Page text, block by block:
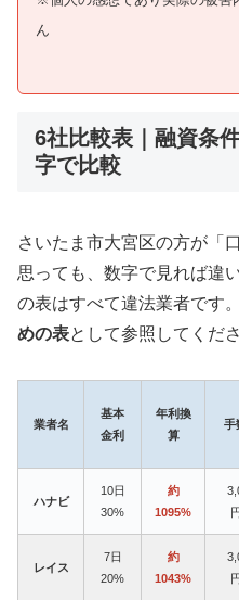
ん
6社比較表｜融資条
字で比較
さいたま市大宮区の方が「
思っても、数字で見れば違
の表はすべて違法業者です。
めの表として参照してくださ
業者名
基本
金利
年利換
算
手
ハナビ
10日
30%
約
1095%
レイス
7日
20%
約
1043%